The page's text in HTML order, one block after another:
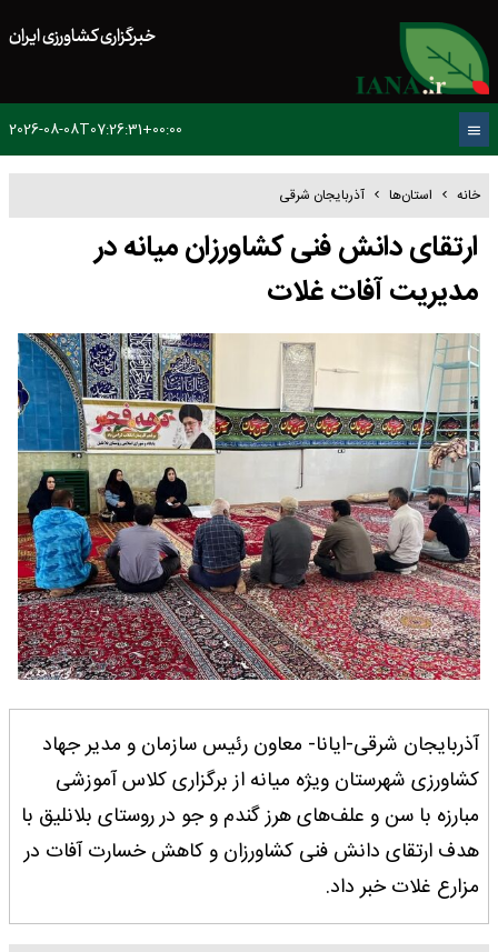
خبرگزاری کشاورزی ایران
2026-08-08T07:26:31+00:00
خانه استان‌ها آذربایجان شرقی
ارتقای دانش فنی کشاورزان میانه در
مدیریت آفات غلات
آذربایجان شرقی-ایانا- معاون رئیس سازمان و مدیر جهاد
کشاورزی شهرستان ویژه میانه از برگزاری کلاس آموزشی
مبارزه با سن و علف‌های هرز گندم و جو در روستای بلانلیق با
هدف ارتقای دانش فنی کشاورزان و کاهش خسارت آفات در
مزارع غلات خبر داد.